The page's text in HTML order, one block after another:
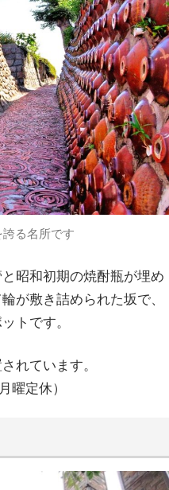
る名所です
昭和初期の焼酎瓶が埋め
が敷き詰められた坂で、
トです。
れています。
曜定休）